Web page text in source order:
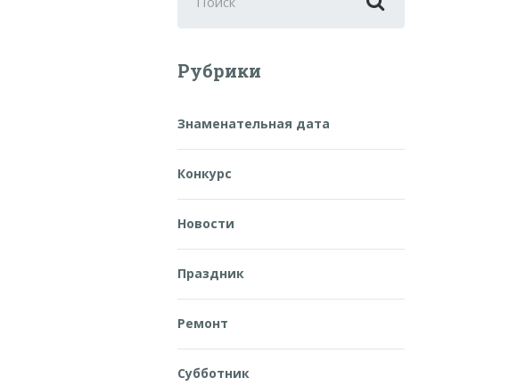
для:
Рубрики
Знаменательная дата
Конкурс
Новости
Праздник
Ремонт
Субботник